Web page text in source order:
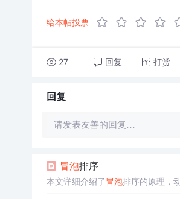
给本帖投票
27 回复 打赏
回复
请发表友善的回复…
冒泡排序
本文详细介绍了冒泡排序的原理，